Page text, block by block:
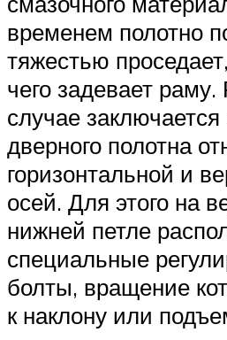
временем полотно
тяжестью
чего задевает
случае заключается
дверного полотна
горизонтальной и
осей. Для этого на
нижней петле
специальные
болты, вращение
к наклону или